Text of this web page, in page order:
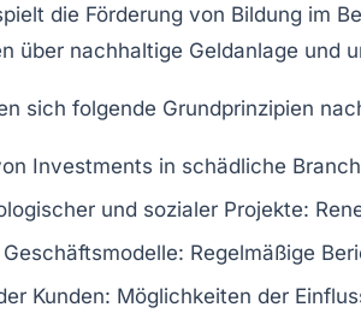
die Förderung von Bildung im
über nachhaltige Geldanlage und
sich folgende Grundprinzipien
Investments in schädliche
und sozialer Projekte:
Regelmäßige
Kunden: Möglichkeiten der